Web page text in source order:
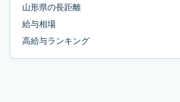
山形県の長距離
給与相場
高給与ランキング